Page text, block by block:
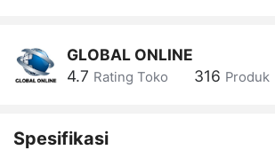
GLOBAL ONLINE
4.7 Rating Toko 316 Produk
Spesifikasi